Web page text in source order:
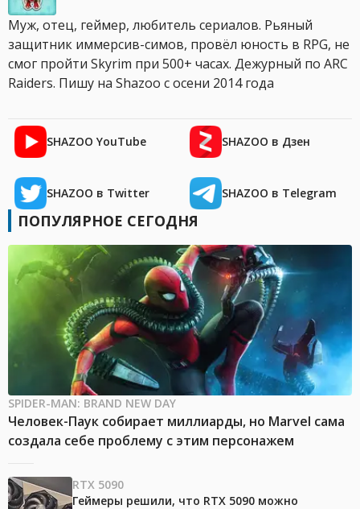
Муж, отец, геймер, любитель сериалов. Рьяный
защитник иммерсив-симов, провёл юность в RPG, не
смог пройти Skyrim при 500+ часах. Дежурный по ARC
Raiders. Пишу на Shazoo с осени 2014 года
SHAZOO YouTube SHAZOO в Дзен
SHAZOO в Twitter SHAZOO в Telegram
ПОПУЛЯРНОЕ СЕГОДНЯ
SPIDER-MAN: BRAND NEW DAY
Человек-Паук собирает миллиарды, но Marvel сама
создала себе проблему с этим персонажем
RTX 5090
Геймеры решили, что RTX 5090 можно